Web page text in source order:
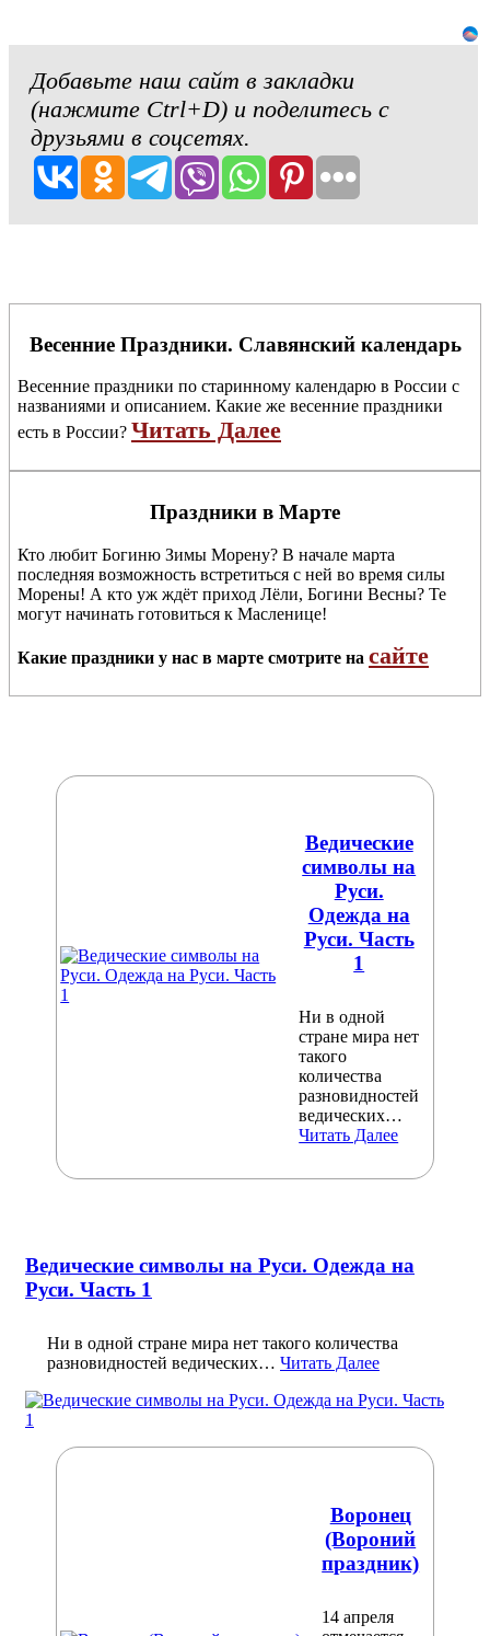
Добавьте наш сайт в закладки
(нажмите Ctrl+D) и поделитесь с
друзьями в соцсетях.
Весенние Праздники. Славянский календарь
Весенние праздники по старинному календарю в России с
названиями и описанием. Какие же весенние праздники
есть в России? Читать Далее
Праздники в Марте
Кто любит Богиню Зимы Морену? В начале марта
последняя возможность встретиться с ней во время силы
Морены! А кто уж ждёт приход Лёли, Богини Весны? Те
могут начинать готовиться к Масленице!
Какие праздники у нас в марте смотрите на сайте
Ведические
символы на
Руси.
Одежда на
Руси. Часть
1
Ни в одной
стране мира нет
такого
количества
разновидностей
ведических…
Читать Далее
Ведические символы на Руси. Одежда на
Руси. Часть 1
Ни в одной стране мира нет такого количества
разновидностей ведических… Читать Далее
Воронец
(Вороний
праздник)
14 апреля